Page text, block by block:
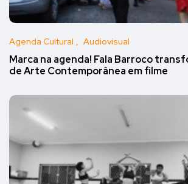
Agenda Cultural Audiovisual
Marca na agenda! Fala Barroco
de Arte Contemporânea em filme